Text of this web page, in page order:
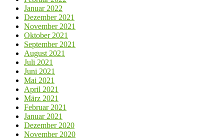
Januar 2022
Dezember 2021
November 2021
Oktober 2021
September 2021
August 2021
Juli 2021
Juni 2021
Mai 2021
April 2021
März 2021
Februar 2021
Januar 2021
Dezember 2020
November 2020